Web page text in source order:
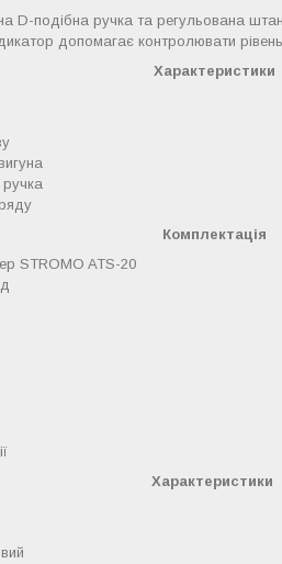
D-подібна ручка та регульована
допомагає контролювати
Характеристики
Комплектація
STROMO ATS-20
Характеристики